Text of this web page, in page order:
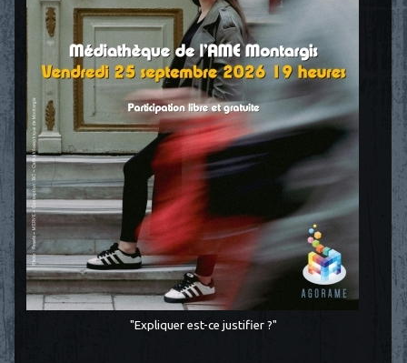
"Expliquer est-ce justifier ?"